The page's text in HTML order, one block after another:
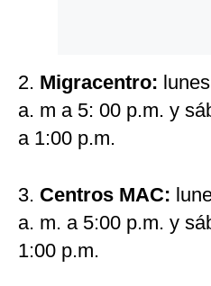
2. Migracentro:
a. m a 5: 00 p.m. y
a 1:00 p.m.
3. Centros MAC:
a. m. a 5:00 p.m. y
1:00 p.m.